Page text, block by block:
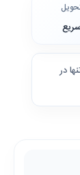
سریع
در